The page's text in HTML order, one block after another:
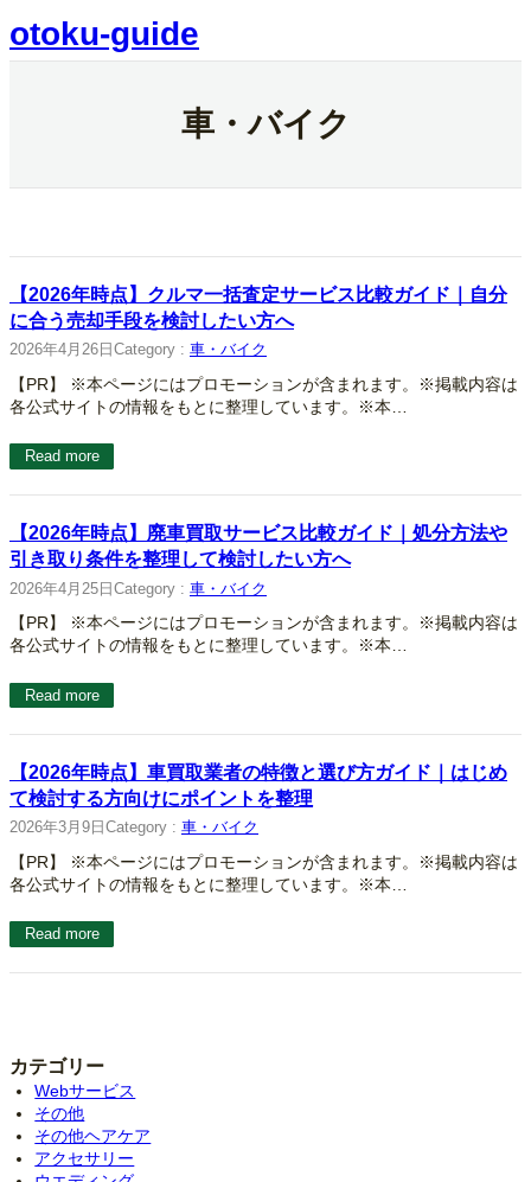
容
を
otoku-guide
車・バイク
【2026年時点】クルマ一括査定サービス比較ガイド｜自分
に合う売却手段を検討したい方へ
2026年4月26日 Category : 車・バイク
【PR】 ※本ページにはプロモーションが含まれます。※掲載内容は
各公式サイトの情報をもとに整理しています。※本…
Read more
【2026年時点】廃車買取サービス比較ガイド｜処分方法や
引き取り条件を整理して検討したい方へ
2026年4月25日 Category : 車・バイク
【PR】 ※本ページにはプロモーションが含まれます。※掲載内容は
各公式サイトの情報をもとに整理しています。※本…
Read more
【2026年時点】車買取業者の特徴と選び方ガイド｜はじめ
て検討する方向けにポイントを整理
2026年3月9日 Category : 車・バイク
【PR】 ※本ページにはプロモーションが含まれます。※掲載内容は
各公式サイトの情報をもとに整理しています。※本…
Read more
カテゴリー
Webサービス
その他
その他ヘアケア
アクセサリー